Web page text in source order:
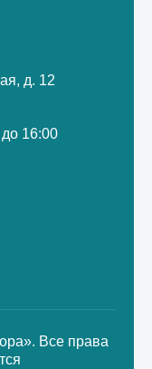
д. 12
16:00
Все права